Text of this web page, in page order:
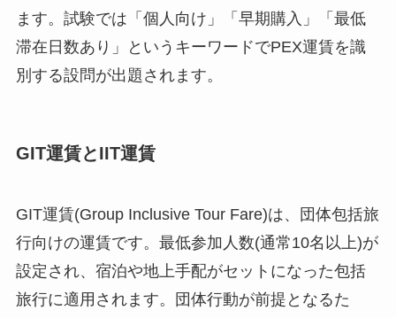
ます。試験では「個人向け」「早期購入」「最低
滞在日数あり」というキーワードでPEX運賃を識
別する設問が出題されます。
GIT運賃とIIT運賃
GIT運賃(Group Inclusive Tour Fare)は、団体包括旅
行向けの運賃です。最低参加人数(通常10名以上)が
設定され、宿泊や地上手配がセットになった包括
旅行に適用されます。団体行動が前提となるた